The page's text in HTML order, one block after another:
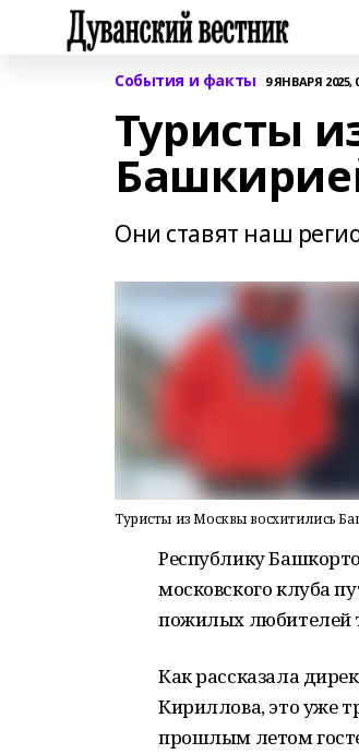
События и факты 9 ЯНВАРЯ 2025,
Туристы
Они ставят наш
Туристы из Москвы восхитились
Республику
московского клуба
пожилых любителей
Как рассказала
Кириллова, это уже
прошлым летом